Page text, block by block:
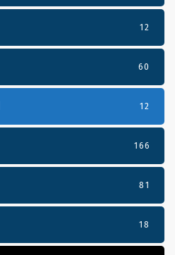
12
60
12
166
81
18